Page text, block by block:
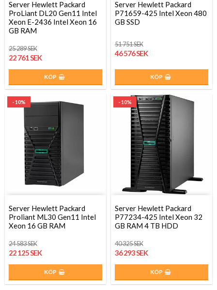
Server Hewlett Packard
ProLiant DL20 Gen11 Intel
Xeon E-2436 Intel Xeon 16
GB RAM
25 289 SEK
22 761 SEK
KÖP
Server Hewlett Packard
P71659-425 Intel Xeon 480
GB SSD
51 751 SEK
46 576 SEK
KÖP
- 10%
Server Hewlett Packard
Proliant ML30 Gen11 Intel
Xeon 16 GB RAM
24 583 SEK
22 125 SEK
KÖP
- 10%
Server Hewlett Packard
P77234-425 Intel Xeon 32
GB RAM 4 TB HDD
40 325 SEK
36 293 SEK
KÖP